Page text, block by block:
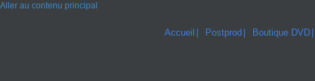
Aller au contenu principal
Accueil Postprod Boutique DVD